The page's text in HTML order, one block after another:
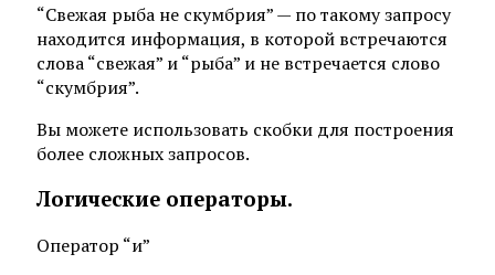
“Свежая рыба не скумбрия” — по такому запросу
находится информация, в которой встречаются
слова “свежая” и “рыба” и не встречается слово
“скумбрия”.
Вы можете использовать скобки для построения
более сложных запросов.
Логические операторы.
Оператор “и”